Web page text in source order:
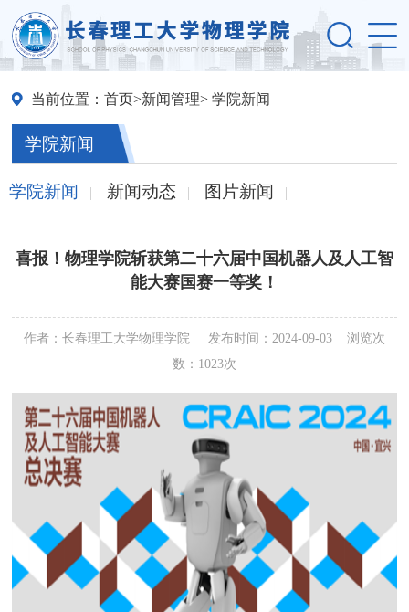
学院新闻
当前位置：首页>新闻管理> 学院新闻
学院新闻 | 新闻动态 | 图片新闻 |
喜报！物理学院斩获第二十六届中国机器人及人工智
能大赛国赛一等奖！
作者：长春理工大学物理学院 发布时间：2024-09-03 浏览次
数： 1023次